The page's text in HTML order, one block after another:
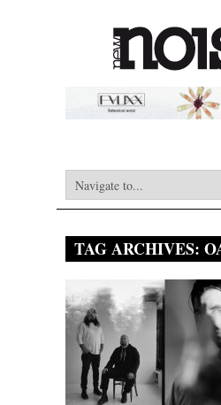
TAG ARCHIVES: